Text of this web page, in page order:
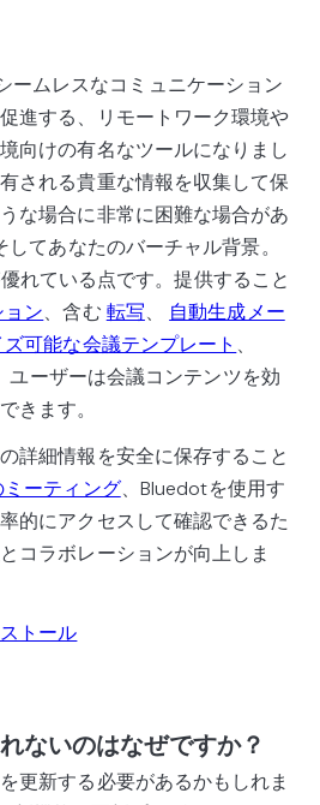
ームレスなコミュニケーション
進する、リモートワーク環境や
向けの有名なツールになりまし
される貴重な情報を収集して保
な場合に非常に困難な場合があ
してあなたのバーチャル背景。
れている点です。提供すること
ン、含む 転写、 自動生成メー
可能な会議テンプレート 、
ーザーは会議コンテンツを効
きます。
詳細情報を安全に保存すること
ーティング、Bluedotを使用す
的にアクセスして確認できるた
コラボレーションが向上しま
トール
ないのはなぜですか？
更新する必要があるかもしれま